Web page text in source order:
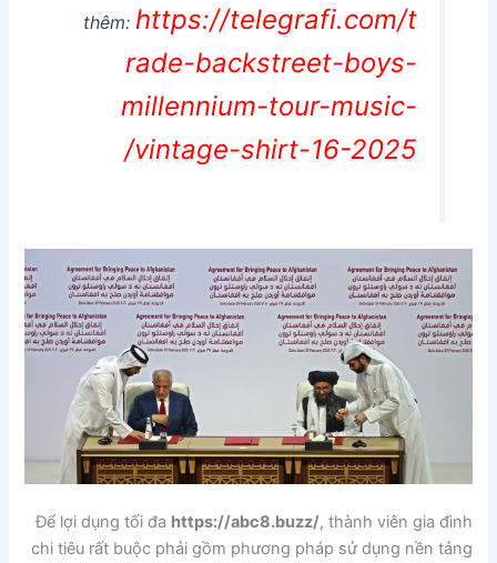
thêm:https://telegrafi.com/t
rade-backstreet-boys-
millennium-tour-music-
vintage-shirt-16-2025/
Để lợi dụng tối đa https://abc8.buzz/, thành viên gia đình
chi tiêu rất buộc phải gồm phương pháp sử dụng nền tảng